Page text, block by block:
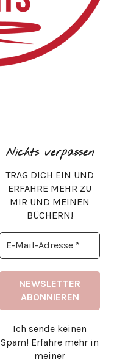
Nichts verpassen
TRAG DICH EIN UND
ERFAHRE MEHR ZU
MIR UND MEINEN
BÜCHERN!
Ich sende keinen
Spam! Erfahre mehr in
meiner